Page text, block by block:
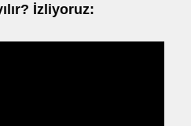
İzliyoruz: